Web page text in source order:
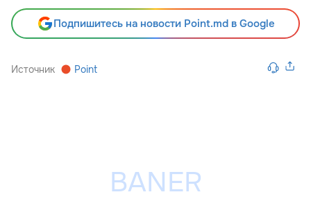
Подпишитесь на новости Point.md в Google
Источник Point